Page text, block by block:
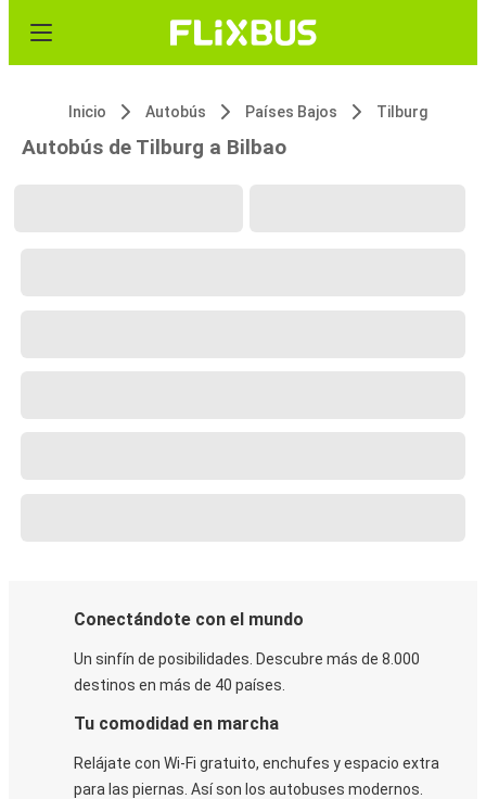
Inicio Autobús Países Bajos Tilburg
Autobús de Tilburg a Bilbao
Conectándote con el mundo
Un sinfín de posibilidades. Descubre más de 8.000
destinos en más de 40 países.
Tu comodidad en marcha
Relájate con Wi-Fi gratuito, enchufes y espacio extra
para las piernas. Así son los autobuses modernos.